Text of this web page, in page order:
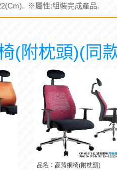
※屬性:組裝完成產品.
(附枕頭)(同
品名：高背網椅(附枕頭)